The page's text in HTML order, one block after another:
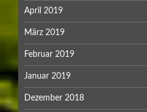
April 2019
März 2019
Februar 2019
Januar 2019
Dezember 2018